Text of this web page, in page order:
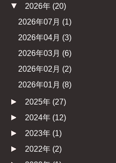
2026年 (20)
2026年07月 (1)
2026年04月 (3)
2026年03月 (6)
2026年02月 (2)
2026年01月 (8)
2025年 (27)
2024年 (12)
2023年 (1)
2022年 (2)